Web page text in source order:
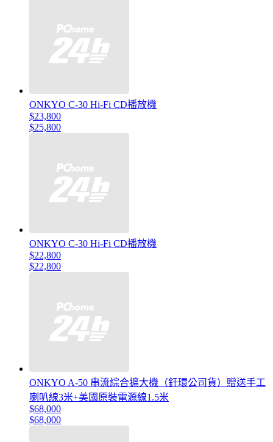
ONKYO C-30 Hi-Fi CD播放機
$23,800
$25,800
ONKYO C-30 Hi-Fi CD播放機
$22,800
$22,800
ONKYO A-50 串流綜合擴大機（釪環公司貨）贈送手工
喇叭線3米+美國原裝電源線1.5米
$68,000
$68,000